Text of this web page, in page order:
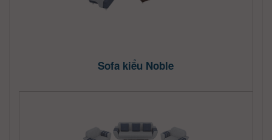
Sofa kiểu Noble